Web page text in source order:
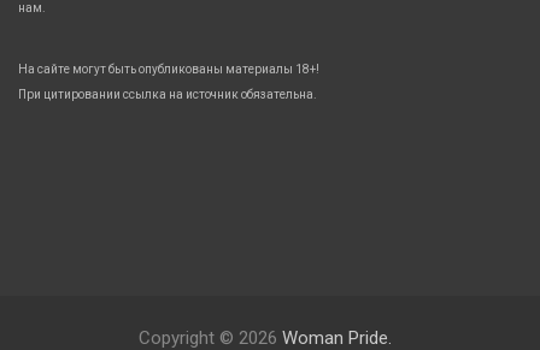
нам.
На сайте могут быть опубликованы материалы 18+!
При цитировании ссылка на источник обязательна.
Copyright © 2026 Woman Pride.